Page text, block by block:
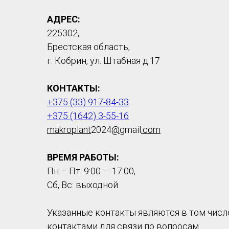
АДРЕС:
225302,
Брестская область,
г. Кобрин, ул. Штабная д.17
КОНТАКТЫ:
+375 (33) 917-84-33
+375 (1642) 3-55-16
makroplant2024@gmail .com
ВРЕМЯ РАБОТЫ:
Пн – Пт: 9:00 — 17:00,
Сб, Вс: выходной
Указанные контакты являются в том
контактами для связи по вопросам